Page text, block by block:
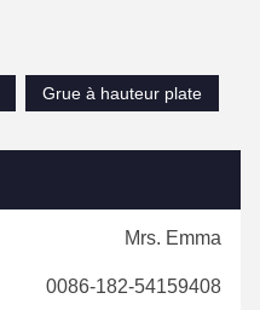
Grue à hauteur plate
Mrs. Emma
0086-182-54159408